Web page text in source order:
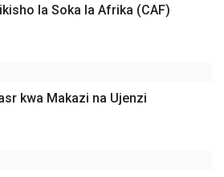
la Soka la Afrika (CAF)
kwa Makazi na Ujenzi